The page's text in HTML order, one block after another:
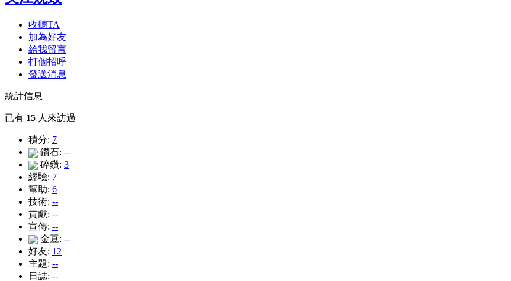
收聽TA
加為好友
給我留言
打個招呼
發送消息
統計信息
已有 15 人來訪過
積分: 7
鑽石: --
碎鑽: 3
經驗: 7
幫助: 6
技術: --
貢獻: --
宣傳: --
金豆: --
好友: 12
主題: --
日誌: --